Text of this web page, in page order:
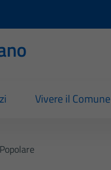
Vivere il Comune